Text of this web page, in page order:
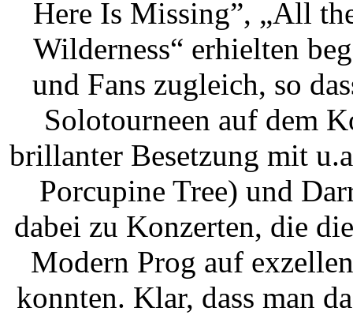
Here Is Missing”, „All
Wilderness“ erhielten
und Fans zugleich, so
Solotourneen auf dem
brillanter Besetzung mit
Porcupine Tree) und
dabei zu Konzerten, die
Modern Prog auf
konnten. Klar, dass man